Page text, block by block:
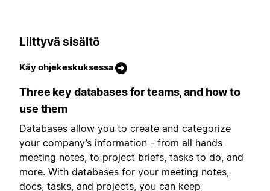
Liittyvä sisältö
Käy ohjekeskuksessa
Three key databases for teams, and how to
use them
Databases allow you to create and categorize
your company’s information - from all hands
meeting notes, to project briefs, tasks to do, and
more. With databases for your meeting notes,
docs, tasks, and projects, you can keep